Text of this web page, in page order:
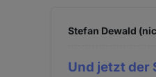
Stefan Dewald
Und jetzt der